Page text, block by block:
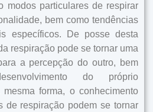
modos particulares de respirar
bem como tendências
específicos. De posse desta
respiração pode se tornar uma
a percepção do outro, bem
do próprio
forma, o conhecimento
de respiração podem se tornar